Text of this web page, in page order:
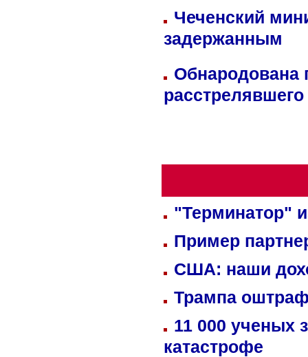
Чеченский
задержанным
Обнародована
"Терминатор"
Пример
США: наши
Трампа
11 000 ученых